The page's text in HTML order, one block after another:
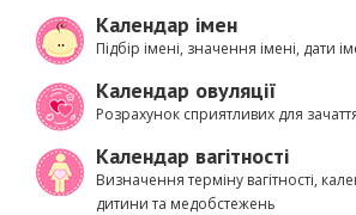
Календар імен
Підбір імені, значення імені, дати
Календар овуляції
Розрахунок сприятливих для
Календар вагітності
Визначення терміну вагітності,
дитини та медобстежень